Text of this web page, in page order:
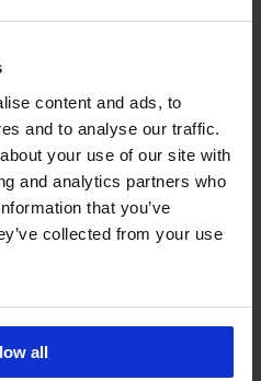
content and ads, to
and to analyse our traffic.
your use of our site with
and analytics partners who
that you’ve
collected from your use
all
-30%
PREMIUM
Plážové šaty David Hermione